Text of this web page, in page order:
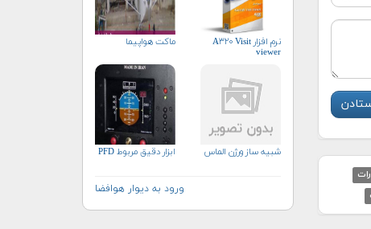
نرم افزار A۳۲۰ Visit
viewer
ماکت هواپیما
شبیه ساز ورژن الماس ابزار دقیق مربوط PFD
ورود به دیوار هوافضا